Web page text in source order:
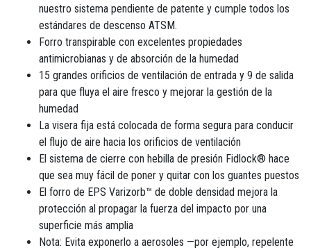
nuestro sistema pendiente de patente y cumple todos los
estándares de descenso ATSM.
Forro transpirable con excelentes propiedades
antimicrobianas y de absorción de la humedad
15 grandes orificios de ventilación de entrada y 9 de salida
para que fluya el aire fresco y mejorar la gestión de la
humedad
La visera fija está colocada de forma segura para conducir
el flujo de aire hacia los orificios de ventilación
El sistema de cierre con hebilla de presión Fidlock® hace
que sea muy fácil de poner y quitar con los guantes puestos
El forro de EPS Varizorb™ de doble densidad mejora la
protección al propagar la fuerza del impacto por una
superficie más amplia
Nota: Evita exponerlo a aerosoles —por ejemplo, repelente